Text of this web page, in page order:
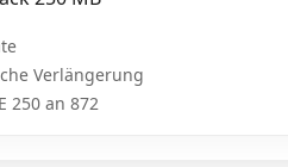
Verlängerung
250 an 872